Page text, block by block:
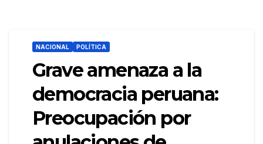
NACIONAL POLÍTICA
Grave amenaza a la
democracia peruana:
Preocupación por